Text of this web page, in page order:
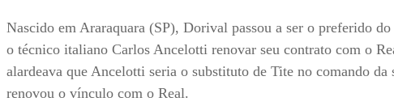
Nascido em Araraquara (SP), Dorival passou a ser o preferido
o técnico italiano Carlos Ancelotti renovar seu contrato com o
alardeava que Ancelotti seria o substituto de Tite no comando
renovou o vínculo com o Real.